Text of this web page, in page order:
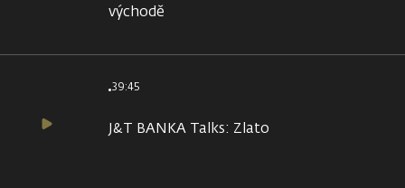
východě
J&T BANKA Talks: Zlato
39:45